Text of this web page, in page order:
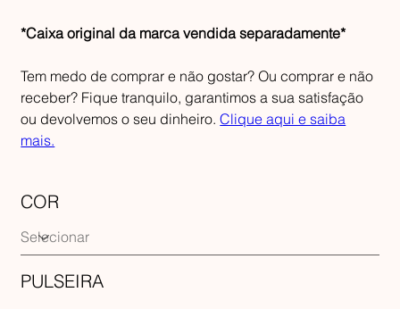
*Caixa original da marca vendida separadamente*
Tem medo de comprar e não gostar? Ou comprar e não
receber? Fique tranquilo, garantimos a sua satisfação
ou devolvemos o seu dinheiro.Clique aqui e saiba
mais.
COR
PULSEIRA